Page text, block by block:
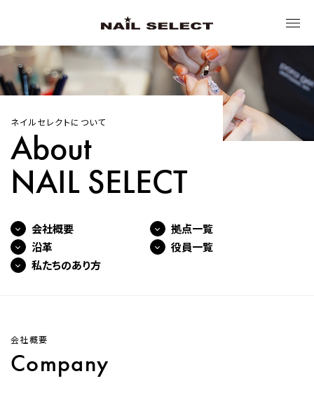
トップ
ネイルセレクトについて
ブランド
サステナビリティ
ニュース
採用情報
ネイルセレクトについて
About
NAIL SELECT
会社概要
拠点一覧
沿革
役員一覧
私たちのあり方
会社概要
Company